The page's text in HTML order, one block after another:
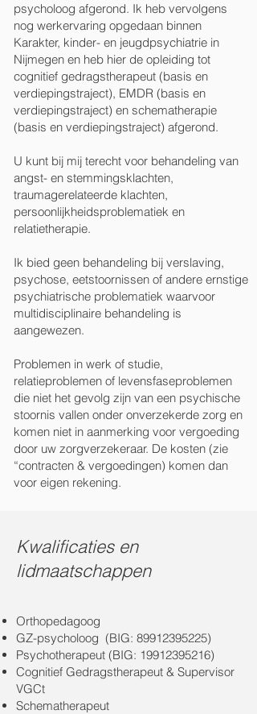
psycholoog afgerond. Ik heb vervolgens
nog werkervaring opgedaan binnen
Karakter, kinder- en jeugdpsychiatrie in
Nijmegen en heb hier de opleiding tot
cognitief gedragstherapeut (basis en
verdiepingstraject), EMDR (basis en
verdiepingstraject) en schematherapie
(basis en verdiepingstraject) afgerond.
U kunt bij mij terecht voor behandeling van
angst- en stemmingsklachten,
traumagerelateerde klachten,
persoonlijkheidsproblematiek en
relatietherapie.
Ik bied geen behandeling bij verslaving,
psychose, eetstoornissen of andere ernstige
psychiatrische problematiek waarvoor
multidisciplinaire behandeling is
aangewezen.
Problemen in werk of studie,
relatieproblemen of levensfaseproblemen
die niet het gevolg zijn van een psychische
stoornis vallen onder onverzekerde zorg en
komen niet in aanmerking voor vergoeding
door uw zorgverzekeraar. De kosten (zie
“contracten & vergoedingen) komen dan
voor eigen rekening.
Kwalificaties en
lidmaatschappen
Orthopedagoog
GZ-psycholoog (BIG: 89912395225)
Psychotherapeut (BIG: 19912395216)
Cognitief Gedragstherapeut & Supervisor
VGCt
Schematherapeut